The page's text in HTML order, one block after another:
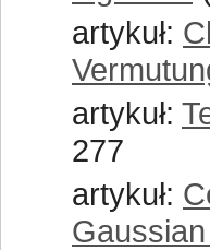
artykuł:
artykuł:
277
artykuł: